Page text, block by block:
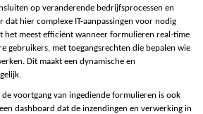
op veranderende bedrijfsprocessen en
dat hier complexe IT-aanpassingen voor nodig
het meest efficiënt wanneer formulieren real-time
gebruikers, met toegangsrechten die bepalen wie
Dit maakt een dynamische en
voortgang van ingediende formulieren is ook
dashboard dat de inzendingen en verwerking in